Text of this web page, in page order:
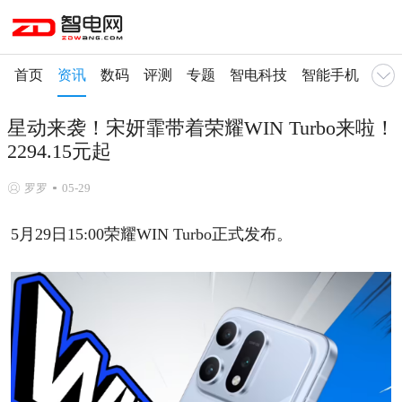
首页 资讯 数码 评测 专题 智电科技 智能手机 智
星动来袭！宋妍霏带着荣耀WIN Turbo来啦！
2294.15元起
罗罗 05-29
5月29日15:00荣耀WIN Turbo正式发布。